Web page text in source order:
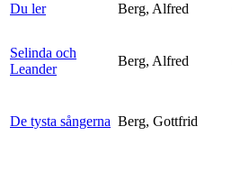
Du ler Berg, Alfred
Selinda och
Leander
Berg, Alfred
De tysta sångerna Berg, Gottfrid